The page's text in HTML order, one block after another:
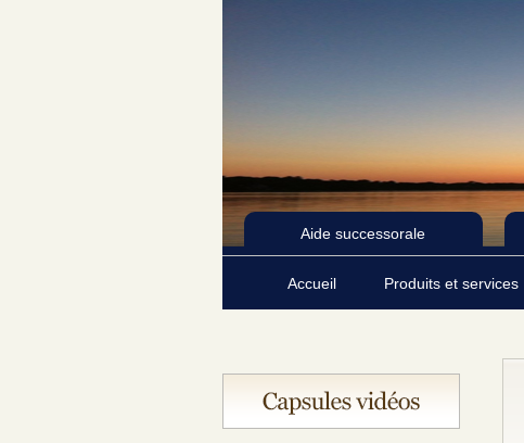
Aide successorale
Accueil Produits et services